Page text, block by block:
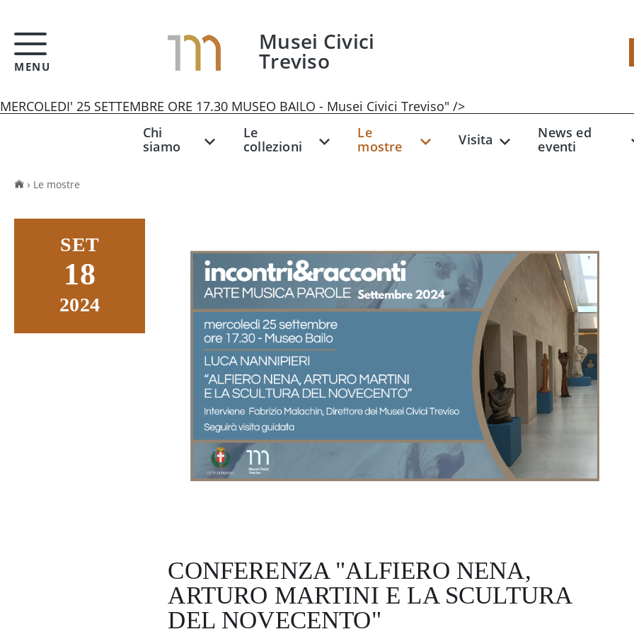
MERCOLEDI' 25 SETTEMBRE ORE 17.30 MUSEO BAILO - Musei Civici Treviso" />
MENU
Musei Civici
Treviso
Chi
siamo
Le
collezioni
Le
mostre
Visita
News ed
eventi
Le mostre
SET
18
2024
CONFERENZA "ALFIERO NENA,
ARTURO MARTINI E LA SCULTURA
DEL NOVECENTO"